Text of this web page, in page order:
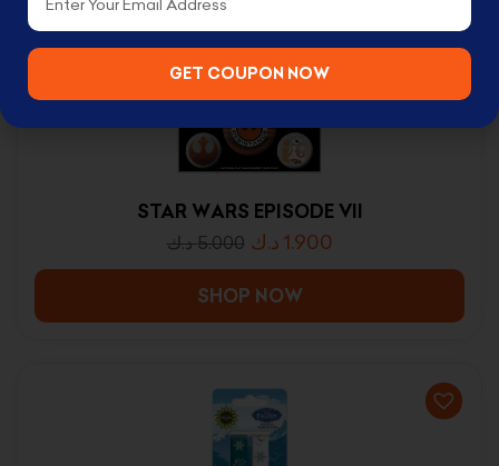
STAR WARS EPISODE VII
5.000 د.ك 1.900 د.ك
SHOP NOW
GET COUPON NOW